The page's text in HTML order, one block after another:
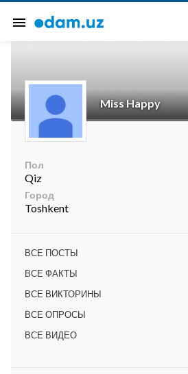
menu
Miss Happy
Пол
Qiz
Город
Toshkent
ВСЕ ПОСТЫ
ВСЕ ФАКТЫ
ВСЕ ВИКТОРИНЫ
ВСЕ ОПРОСЫ
ВСЕ ВИДЕО